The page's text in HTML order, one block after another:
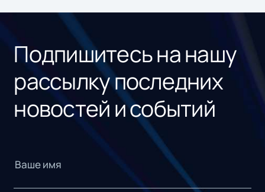
Подпишитесь на нашу
рассылку последних
новостей и событий